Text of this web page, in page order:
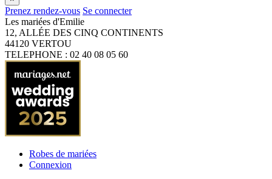
Prenez rendez-vous Se connecter
Les mariées d'Emilie
12, ALLÉE DES CINQ CONTINENTS
44120 VERTOU
TELEPHONE : 02 40 08 05 60
Robes de mariées
Connexion